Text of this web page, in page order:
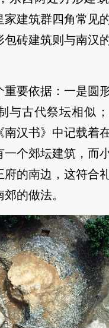
家建筑群四角常见
包砖建筑则与南汉
重要依据：一是圆
与古代祭坛相似
南汉书》中记载着
一个郊坛建筑，而
府的南边，这符合
的做法。